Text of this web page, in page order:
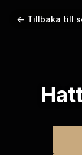
← Tillbaka till